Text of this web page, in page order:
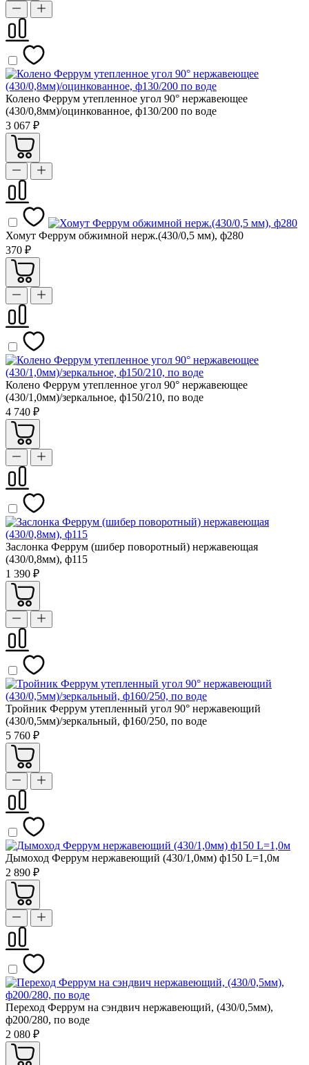
Колено Феррум утепленное угол 90° нержавеющее
(430/0,8мм)/оцинкованное, ф130/200 по воде
3 067 ₽
Хомут Феррум обжимной нерж.(430/0,5 мм), ф280
370 ₽
Колено Феррум утепленное угол 90° нержавеющее
(430/1,0мм)/зеркальное, ф150/210, по воде
4 740 ₽
Заслонка Феррум (шибер поворотный) нержавеющая
(430/0,8мм), ф115
1 390 ₽
Тройник Феррум утепленный угол 90° нержавеющий
(430/0,5мм)/зеркальный, ф160/250, по воде
5 760 ₽
Дымоход Феррум нержавеющий (430/1,0мм) ф150 L=1,0м
2 890 ₽
Переход Феррум на сэндвич нержавеющий, (430/0,5мм),
ф200/280, по воде
2 080 ₽